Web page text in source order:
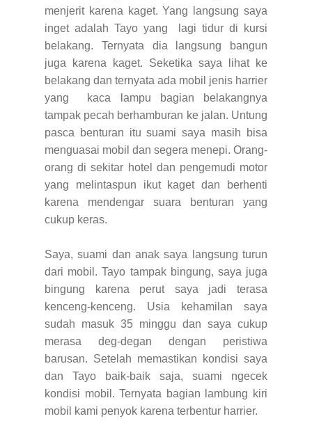
menjerit karena kaget. Yang langsung saya
inget adalah Tayo yang lagi tidur di kursi
belakang. Ternyata dia langsung bangun
juga karena kaget. Seketika saya lihat ke
belakang dan ternyata ada mobil jenis harrier
yang kaca lampu bagian belakangnya
tampak pecah berhamburan ke jalan. Untung
pasca benturan itu suami saya masih bisa
menguasai mobil dan segera menepi. Orang-
orang di sekitar hotel dan pengemudi motor
yang melintaspun ikut kaget dan berhenti
karena mendengar suara benturan yang
cukup keras.
Saya, suami dan anak saya langsung turun
dari mobil. Tayo tampak bingung, saya juga
bingung karena perut saya jadi terasa
kenceng-kenceng. Usia kehamilan saya
sudah masuk 35 minggu dan saya cukup
merasa deg-degan dengan peristiwa
barusan. Setelah memastikan kondisi saya
dan Tayo baik-baik saja, suami ngecek
kondisi mobil. Ternyata bagian lambung kiri
mobil kami penyok karena terbentur harrier.